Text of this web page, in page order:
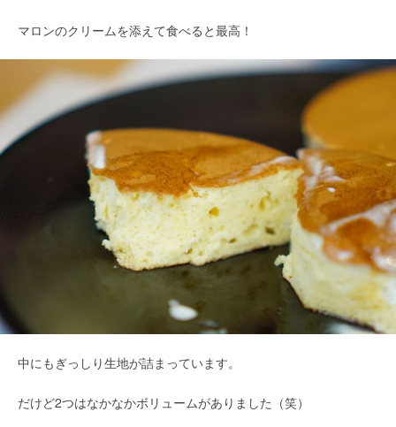
マロンのクリームを添えて食べると最高！
中にもぎっしり生地が詰まっています。
だけど2つはなかなかボリュームがありました（笑）